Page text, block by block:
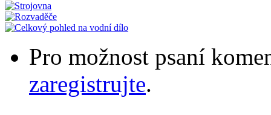
Pro možnost psaní
zaregistrujte.